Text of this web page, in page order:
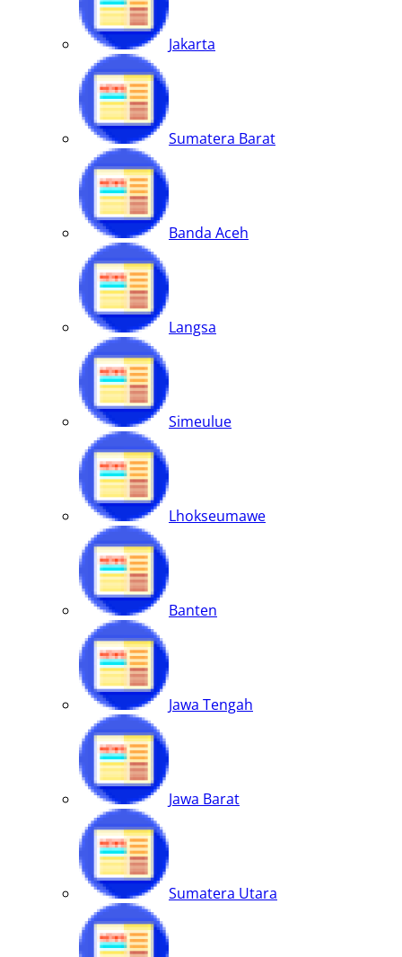
Jakarta
Sumatera Barat
Banda Aceh
Langsa
Simeulue
Lhokseumawe
Banten
Jawa Tengah
Jawa Barat
Sumatera Utara